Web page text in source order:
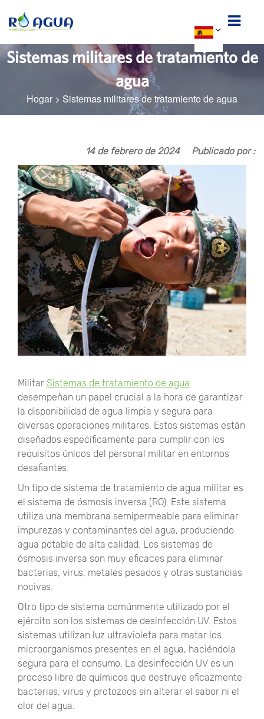
Sistemas militares de tratamiento de
agua
Hogar > Sistemas militares de tratamiento de agua
14 de febrero de 2024 Publicado por :
Militar Sistemas de tratamiento de agua
desempeñan un papel crucial a la hora de garantizar
la disponibilidad de agua limpia y segura para
diversas operaciones militares. Estos sistemas están
diseñados específicamente para cumplir con los
requisitos únicos del personal militar en entornos
desafiantes.
Un tipo de sistema de tratamiento de agua militar es
el sistema de ósmosis inversa (RO). Este sistema
utiliza una membrana semipermeable para eliminar
impurezas y contaminantes del agua, produciendo
agua potable de alta calidad. Los sistemas de
ósmosis inversa son muy eficaces para eliminar
bacterias, virus, metales pesados ​​y otras sustancias
nocivas.
Otro tipo de sistema comúnmente utilizado por el
ejército son los sistemas de desinfección UV. Estos
sistemas utilizan luz ultravioleta para matar los
microorganismos presentes en el agua, haciéndola
segura para el consumo. La desinfección UV es un
proceso libre de químicos que destruye eficazmente
bacterias, virus y protozoos sin alterar el sabor ni el
olor del agua.